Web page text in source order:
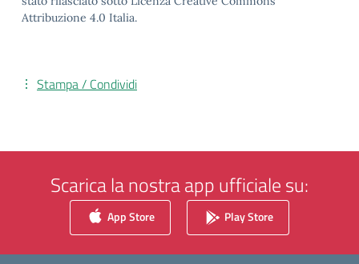
Attribuzione 4.0 Italia.
Stampa / Condividi
Scarica la nostra app ufficiale su:
App Store Play Store